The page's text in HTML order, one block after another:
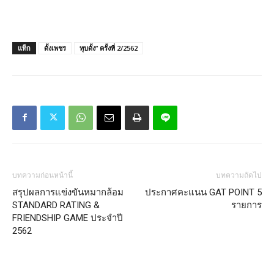
แท็ก ดั้งเพชร ทุบดั้ง” ครั้งที่ 2/2562
บทความก่อนหน้านี้
สรุปผลการแข่งขันหมากล้อม
STANDARD RATING &
FRIENDSHIP GAME ประจำปี
2562
บทความถัดไป
ประกาศคะแนน GAT POINT 5
รายการ